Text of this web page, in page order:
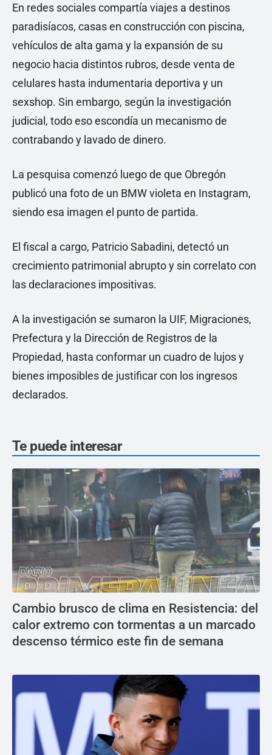
En redes sociales compartía viajes a destinos
paradisíacos, casas en construcción con piscina,
vehículos de alta gama y la expansión de su
negocio hacia distintos rubros, desde venta de
celulares hasta indumentaria deportiva y un
sexshop. Sin embargo, según la investigación
judicial, todo eso escondía un mecanismo de
contrabando y lavado de dinero.
La pesquisa comenzó luego de que Obregón
publicó una foto de un BMW violeta en Instagram,
siendo esa imagen el punto de partida.
El fiscal a cargo, Patricio Sabadini, detectó un
crecimiento patrimonial abrupto y sin correlato con
las declaraciones impositivas.
A la investigación se sumaron la UIF, Migraciones,
Prefectura y la Dirección de Registros de la
Propiedad, hasta conformar un cuadro de lujos y
bienes imposibles de justificar con los ingresos
declarados.
Te puede interesar
Cambio brusco de clima en Resistencia: del
calor extremo con tormentas a un marcado
descenso térmico este fin de semana